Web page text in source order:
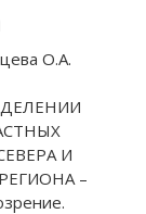
О.А.
И
–